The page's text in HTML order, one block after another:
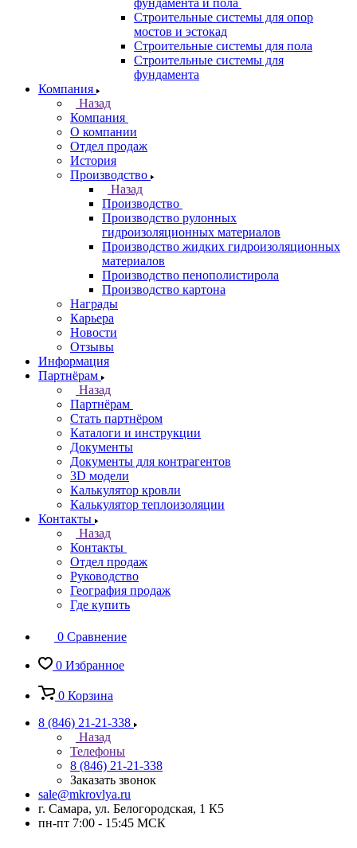
фундамента и пола
Строительные системы для опор
мостов и эстокад
Строительные системы для пола
Строительные системы для
фундамента
Компания
Назад
Компания
О компании
Отдел продаж
История
Производство
Назад
Производство
Производство рулонных
гидроизоляционных материалов
Производство жидких гидроизоляционных
материалов
Производство пенополистирола
Производство картона
Награды
Карьера
Новости
Отзывы
Информация
Партнёрам
Назад
Партнёрам
Стать партнёром
Каталоги и инструкции
Документы
Документы для контрагентов
3D модели
Калькулятор кровли
Калькулятор теплоизоляции
Контакты
Назад
Контакты
Отдел продаж
Руководство
География продаж
Где купить
0 Сравнение
0 Избранное
0 Корзина
8 (846) 21-21-338
Назад
Телефоны
8 (846) 21-21-338
Заказать звонок
sale@mkrovlya.ru
г. Самара, ул. Белогородская, 1 К5
пн-пт 7:00 - 15:45 МСК